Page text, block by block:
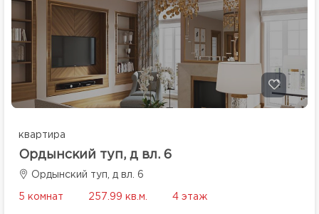
квартира
Ордынский туп, д вл. 6
Ордынский туп, д вл. 6
5 комнат 257.99 кв.м. 4 этаж